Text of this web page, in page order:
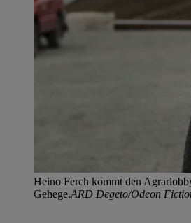
Heino Ferch kommt den
Gehege.ARD Degeto/Odeon